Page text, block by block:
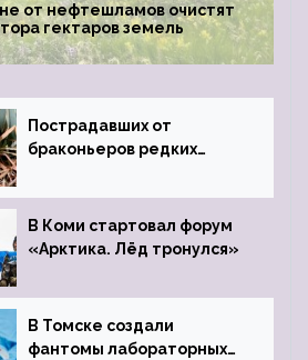
от нефтешламов очистят
гектаров земель
Пострадавших от
браконьеров редких
Ростовский зоопарк
В Коми стартовал форум
«Арктика. Лёд тронулся»
В Томске создали
фантомы лабораторных